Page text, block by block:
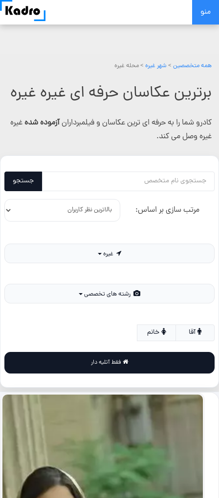
Skip
منو
همه متخصصین > شهر غیره > محله غیره
برترین عکاسان حرفه ای غیره غیره
کادرو شما را به حرفه ای ترین عکاسان و فیلمبردارانآزموده شدهغیره
غیره وصل می کند.
جستجو
مرتب سازی بر اساس:
خانم